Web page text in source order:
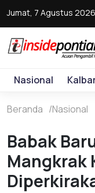
Jumat, 7 Agustus 2026
Nasional
Beranda Nasional
Babak
Mangkrak